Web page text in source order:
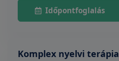
Időpontfoglalás
Komplex nyelvi terápia